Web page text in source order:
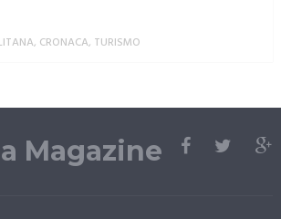
, CRONACA, TURISMO
Magazine